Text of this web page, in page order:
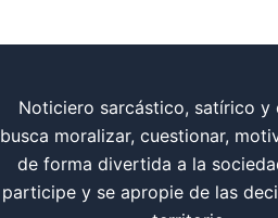
Noticiero sarcástico, satírico y
busca moralizar, cuestionar,
de forma divertida a la
participe y se apropie de las